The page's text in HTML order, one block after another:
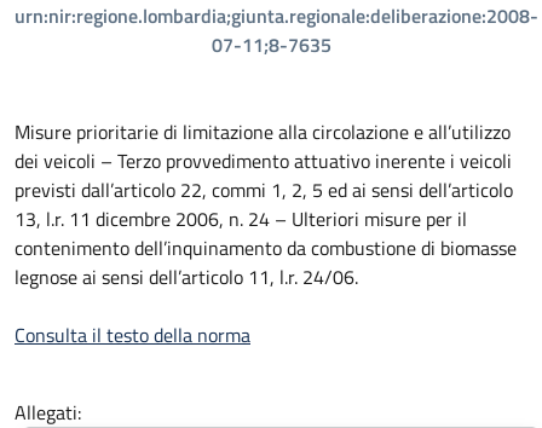
urn:nir:regione.lombardia;giunta.regionale:deliberazione:2008-
07-11;8-7635
Misure prioritarie di limitazione alla circolazione e all’utilizzo
dei veicoli – Terzo provvedimento attuativo inerente i veicoli
previsti dall’articolo 22, commi 1, 2, 5 ed ai sensi dell’articolo
13, l.r. 11 dicembre 2006, n. 24 – Ulteriori misure per il
contenimento dell’inquinamento da combustione di biomasse
legnose ai sensi dell’articolo 11, l.r. 24/06.
Consulta il testo della norma
Allegati: